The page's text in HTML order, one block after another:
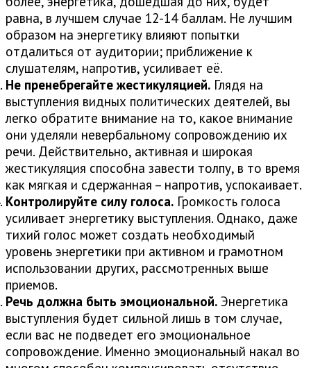
равна, в лучшем случае 12-14 баллам. Не лучшим
образом на энергетику влияют попытки
отдалиться от аудитории; приближение к
слушателям, напротив, усиливает её.
Не пренебрегайте жестикуляцией. Глядя на
выступления видных политических деятелей, вы
легко обратите внимание на то, какое внимание
они уделяли невербальному сопровождению их
речи. Действительно, активная и широкая
жестикуляция способна завести толпу, в то время
как мягкая и сдержанная – напротив, успокаивает.
Контролируйте силу голоса. Громкость голоса
усиливает энергетику выступления. Однако, даже
тихий голос может создать необходимый
уровень энергетики при активном и грамотном
использовании других, рассмотренных выше
приемов.
Речь должна быть эмоциональной. Энергетика
выступления будет сильной лишь в том случае,
если вас не подведет его эмоциональное
сопровождение. Именно эмоциональный накал во